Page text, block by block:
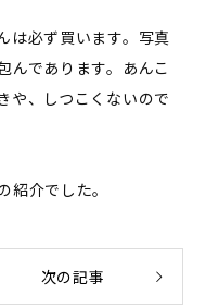
は必ず買います。写真
んであります。あんこ
や、しつこくないので
介でした。
次の記事